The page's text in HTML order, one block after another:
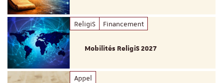
ReligiS Financement
Mobilités ReligiS 2027
Appel